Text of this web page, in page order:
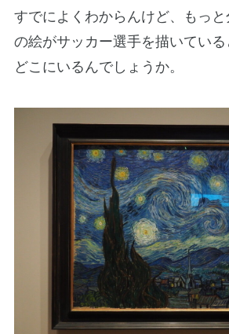
すでによくわからんけど、もっと
の絵がサッカー選手を描いている
どこにいるんでしょうか。